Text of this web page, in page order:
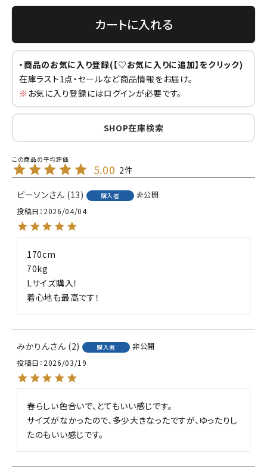
カートに入れる
・商品のお気に入り登録(【♡お気に入りに追加】をクリック)
在庫ラスト1点・セールなど商品情報をお届け。
※ お気に入り登録にはログインが必要です。
SHOP在庫検索
5.00 2
ピーソン 13 購入者
非公開
投稿日 2026/04/04
170cm
70kg
Lサイズ購入！
着心地も最高です！
みかりん 2 購入者
非公開
投稿日 2026/03/19
春らしい色合いで、とてもいい感じです。
サイズがなかったので、多少大きなったですが、ゆったりし
たのもいい感じです。